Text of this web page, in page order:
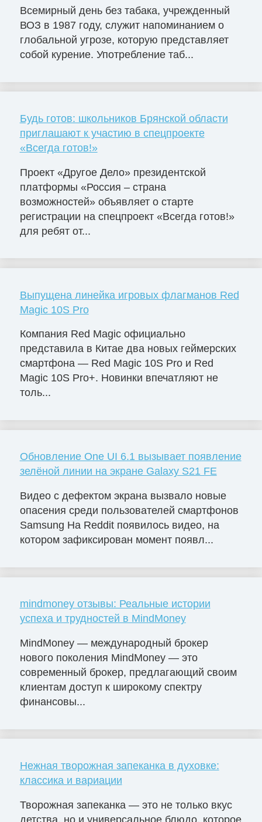
Всемирный день без табака, учрежденный
ВОЗ в 1987 году, служит напоминанием о
глобальной угрозе, которую представляет
собой курение. Употребление таб...
Будь готов: школьников Брянской области
приглашают к участию в спецпроекте
«Всегда готов!»
Проект «Другое Дело» президентской
платформы «Россия – страна
возможностей» объявляет о старте
регистрации на спецпроект «Всегда готов!»
для ребят от...
Выпущена линейка игровых флагманов Red
Magic 10S Pro
Компания Red Magic официально
представила в Китае два новых геймерских
смартфона — Red Magic 10S Pro и Red
Magic 10S Pro+. Новинки впечатляют не
толь...
Обновление One UI 6.1 вызывает появление
зелёной линии на экране Galaxy S21 FE
Видео с дефектом экрана вызвало новые
опасения среди пользователей смартфонов
Samsung На Reddit появилось видео, на
котором зафиксирован момент появл...
mindmoney отзывы: Реальные истории
успеха и трудностей в MindMoney
MindMoney — международный брокер
нового поколения MindMoney — это
современный брокер, предлагающий своим
клиентам доступ к широкому спектру
финансовы...
Нежная творожная запеканка в духовке:
классика и вариации
Творожная запеканка — это не только вкус
детства, но и универсальное блюдо, которое